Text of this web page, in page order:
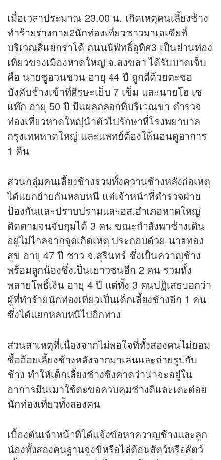
เมื่อเวลาประมาณ 23.00 น. เกิดเหตุคนเลี้ยงช้าง
ทำร้ายร่างกาย2นักท่องเที่ยวชาวมาเลเซียที่
บริเวณสี่แยกราโด้ ถนนนิพัทธิ์อุทิศ3 เป็นย่านท่อง
เที่ยวของเมืองหาดใหญ่ จ.สงขลา ได้รับบาดเจ็บ
คือ นายชูอวนชวน อายุ 44 ปี ถูกตีด้วยตะขอ
บังคับช้างเข้าที่ศีรษะเย็บ 7 เข็ม และนายโฮ เซ
แท๊ก อายุ 50 ปี มีแผลถลอกที่บริเวณขา ตำรวจ
ท่องเที่ยวหาดใหญ่นำตัวไปรักษาที่โรงพยาบาล
กรุงเทพหาดใหญ่ และแพทย์ต้องให้นอนดูอาการ
1 คืน
ส่วนกลุ่มคนเลี้ยงช้างรวมทั้งควานช้างหลังก่อเหตุ
ได้แยกย้ายกันหลบหนี แต่เจ้าหน้าที่ตำรวจฝ่าย
ป้องกันและปราบปรามและอส.อำเภอหาดใหญ่
ติดตามจนจับกุมได้ 3 คน ขณะกำลังพาช้างเดิน
อยู่ไม่ไกลจากจุดเกิดเหตุ ประกอบด้วย นายทอง
สุข อายุ 47 ปี ชาว จ.สุรินทร์ ซึ่งเป็นควาญช้าง
พร้อมลูกน้องซึ่งเป็นเยาวชนอีก 2 คน รวมทั้ง
พลายโพธิ์เงิน อายุ 4 ปี แต่ทั้ง 3 คนปฏิเสธบอกว่า
ผู้ที่ทำร้ายนักท่องเที่ยวเป็นเด็กเลี้ยงช้างอีก 1 คน
ซึ่งได้แยกหลบหนีไปอีกทาง
ส่วนสาเหตุที่เนื่องจากไม่พอใจที่ทั้งสองคนไม่ยอม
ซื้ออ้อยเลี้ยงช้างหลังจากมาเล่นและถ่ายรูปกับ
ช้าง ทำให้เด็กเลี้ยงช้างซึ่งคาดว่าน่าจะอยู่ใน
อาการมึนเมาใช้ตะขอควบคุมช้างตีและเตะต่อย
นักท่องเที่ยวทั้งสองคน
เบื้องต้นเจ้าหน้าที่ได้แจ้งข้อหาควาญช้างและลูก
น้องทั้งสองคนฐานจูงขี่หรือไล่ต้อนสัตว์หรือสัตว์